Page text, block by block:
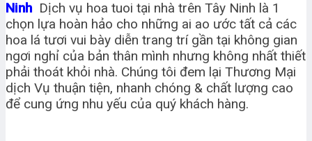
Ninh Dịch vụ hoa tuoi tại nhà trên Tây Ninh là 1
chọn lựa hoàn hảo cho những ai ao ước tất cả các
hoa lá tươi vui bày diễn trang trí gần tại không gian
ngơi nghỉ của bản thân mình nhưng không nhất thiết
phải thoát khỏi nhà. Chúng tôi đem lại Thương Mại
dịch Vụ thuận tiện, nhanh chóng & chất lượng cao
để cung ứng nhu yếu của quý khách hàng.